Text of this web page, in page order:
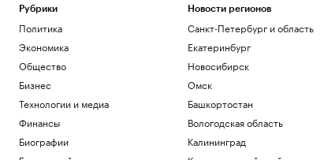
РБК и Stone
Глава «Эксмо» рассказал о
последствиях атак на склады для
книжного рынка
Бизнес
Китайскую шпионскую программу
обнаружили в 13 странах
Руководителю тоже нужно планировать
развитие. 4 шага, как это сделать
Рубрики
Политика
Экономика
Общество
Бизнес
Технологии и медиа
Финансы
Биографии
Новости регионов
Санкт-Петербург и область
Екатеринбург
Новосибирск
Омск
Башкортостан
Вологодская область
Калининград